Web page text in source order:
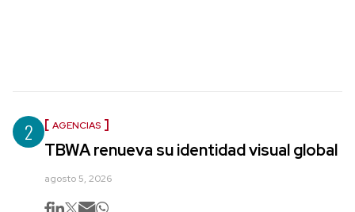
2 AGENCIAS
TBWA renueva su identidad visual global
agosto 5, 2026